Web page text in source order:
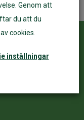
Genom att
du att du
cookies.
inställningar